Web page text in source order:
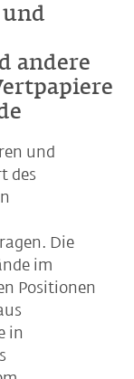
andere
und
des
Die
im
Positionen
in